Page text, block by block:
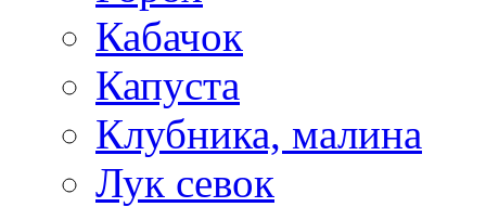
Кабачок
Капуста
Клубника, малина
Лук севок